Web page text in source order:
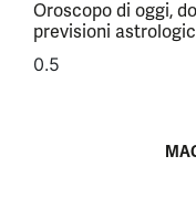
Oroscopo di oggi,
previsioni